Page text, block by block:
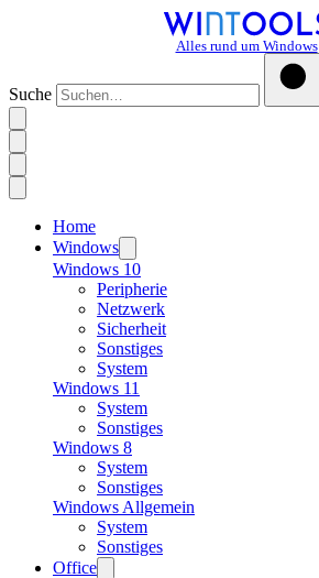
Alles rund um Windows
Suche
Home
Windows
Windows 10
Peripherie
Netzwerk
Sicherheit
Sonstiges
System
Windows 11
System
Sonstiges
Windows 8
System
Sonstiges
Windows Allgemein
System
Sonstiges
Office